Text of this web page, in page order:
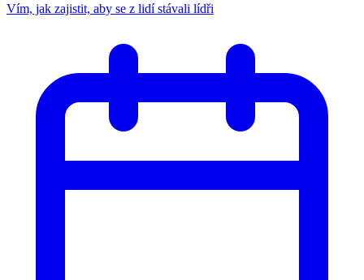
Vím, jak zajistit, aby se z lidí stávali lídři